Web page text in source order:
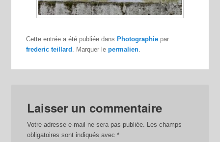
Cette entrée a été publiée dansPhotographie par
frederic teillard . Marquer lepermalien
Laisser un commentaire
Votre adresse e-mail ne sera pas publiée. Les champs
obligatoires sont indiqués avec*